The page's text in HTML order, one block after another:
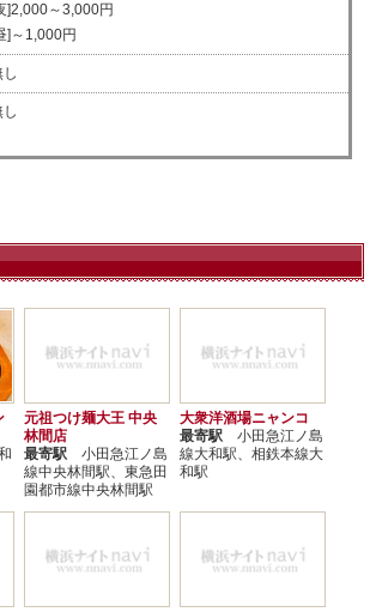
]2,000～3,000円
]～1,000円
元祖つけ麺大王 中央
林間店
最寄駅 小田急江ノ島
線中央林間駅、東急田
園都市線中央林間駅
大衆洋酒場ニャンコ
最寄駅 小田急江ノ島
線大和駅、相鉄本線大
和駅